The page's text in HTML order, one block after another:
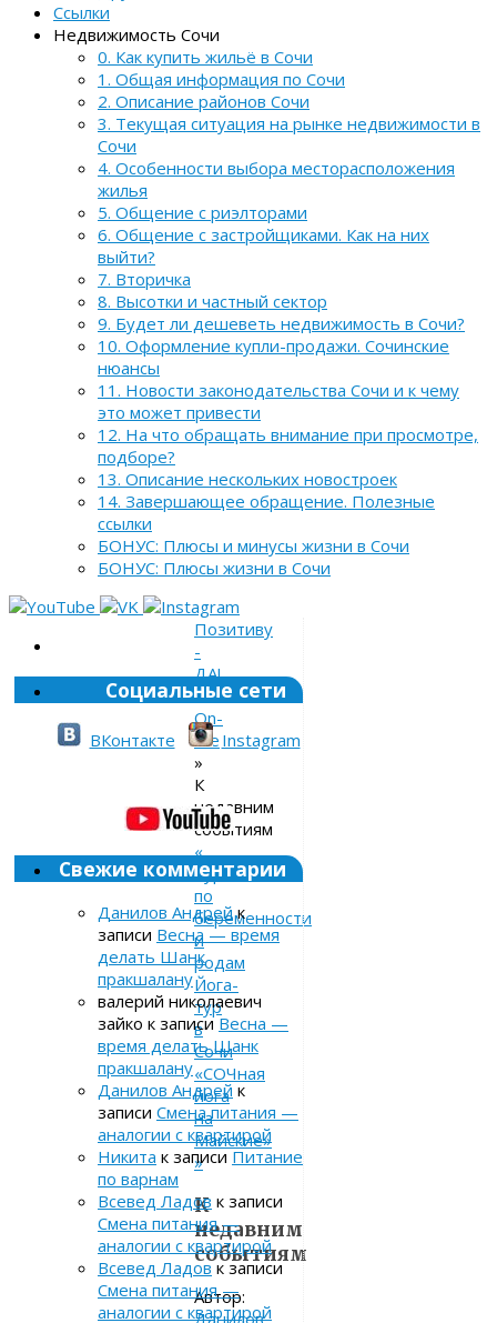
Ссылки
Недвижимость Сочи
0. Как купить жильё в Сочи
1. Общая информация по Сочи
2. Описание районов Сочи
3. Текущая ситуация на рынке недвижимости в
Сочи
4. Особенности выбора месторасположения
жилья
5. Общение с риэлторами
6. Общение с застройщиками. Как на них
выйти?
7. Вторичка
8. Высотки и частный сектор
9. Будет ли дешеветь недвижимость в Сочи?
10. Оформление купли-продажи. Сочинские
нюансы
11. Новости законодательства Сочи и к чему
это может привести
12. На что обращать внимание при просмотре,
подборе?
13. Описание нескольких новостроек
14. Завершающее обращение. Полезные
ссылки
БОНУС: Плюсы и минусы жизни в Сочи
БОНУС: Плюсы жизни в Сочи
Позитиву
-
ДА!
»
On-
line
»
К
недавним
событиям
«
Курсы
по
беременности
и
родам
Йога-
тур
в
Сочи
«СОЧная
йога
на
Майские»
»
К
недавним
событиям
Автор:
Социальные сети
ВКонтакте Instagram
Свежие комментарии
Данилов Андрейк
записи Весна — время
делать Шанк
пракшалану
валерий николаевич
зайко к записи Весна —
время делать Шанк
пракшалану
Данилов Андрей к
записи Смена питания —
аналогии с квартирой
Никита к записи Питание
по варнам
Всевед Ладов к записи
Смена питания —
аналогии с квартирой
Всевед Ладовк записи
Смена питания —
аналогии с квартирой